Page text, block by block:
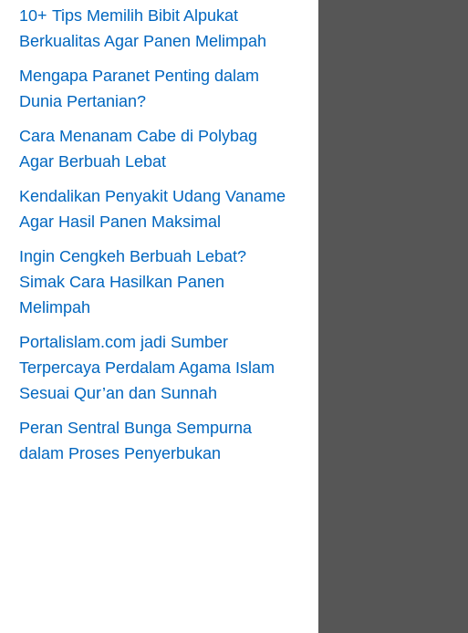
10+ Tips Memilih Bibit Alpukat
Berkualitas Agar Panen Melimpah
Mengapa Paranet Penting dalam
Dunia Pertanian?
Cara Menanam Cabe di Polybag
Agar Berbuah Lebat
Kendalikan Penyakit Udang Vaname
Agar Hasil Panen Maksimal
Ingin Cengkeh Berbuah Lebat?
Simak Cara Hasilkan Panen
Melimpah
Portalislam.com jadi Sumber
Terpercaya Perdalam Agama Islam
Sesuai Qur’an dan Sunnah
Peran Sentral Bunga Sempurna
dalam Proses Penyerbukan